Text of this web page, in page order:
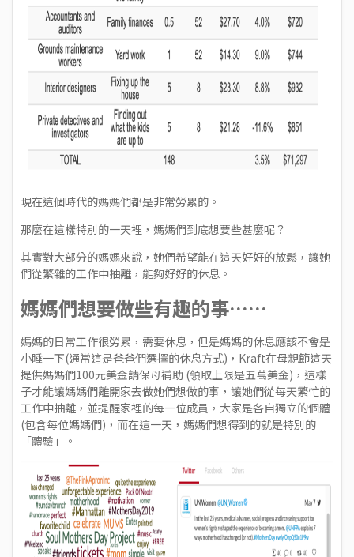
現在這個時代的媽媽們都是非常勞累的。
那麼在這樣特別的一天裡，媽媽們到底想要些甚麼呢？
其實對大部分的媽媽來說，她們希望能在這天好好的放鬆，讓她
們從繁雜的工作中抽離，能夠好好的休息。
媽媽們想要做些有趣的事……
媽媽的日常工作很勞累，需要休息，但是媽媽的休息應該不會是
小睡一下(通常這是爸爸們選擇的休息方式)，Kraft在母親節這天
提供媽媽們100元美金請保母補助 (領取上限是五萬美金)，這樣
子才能讓媽媽們離開家去做她們想做的事，讓她們從每天繁忙的
工作中抽離，並提醒家裡的每一位成員，大家是各自獨立的個體
(包含每位媽媽們)，而在這一天，媽媽們想得到的就是特別的
「體驗」。